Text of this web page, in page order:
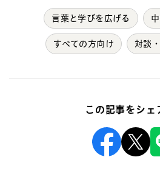
言葉と学びを広げる
すべての方向け 対談
この記事をシェ